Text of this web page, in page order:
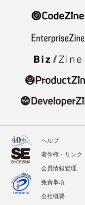
ヘルプ
著作権・リンク
会員情報管理
免責事項
会社概要